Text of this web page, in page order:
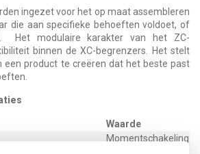
ingezet voor het op maat assembleren
die aan specifieke behoeften voldoet, of
Het modulaire karakter van het ZC-
binnen de XC-begrenzers. Het stelt
een product te creëren dat het beste past
Waarde
Momentschakeling